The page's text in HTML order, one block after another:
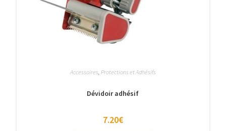
Accessoires Protections et Adhésifs
Dévidoir adhésif
7.20€